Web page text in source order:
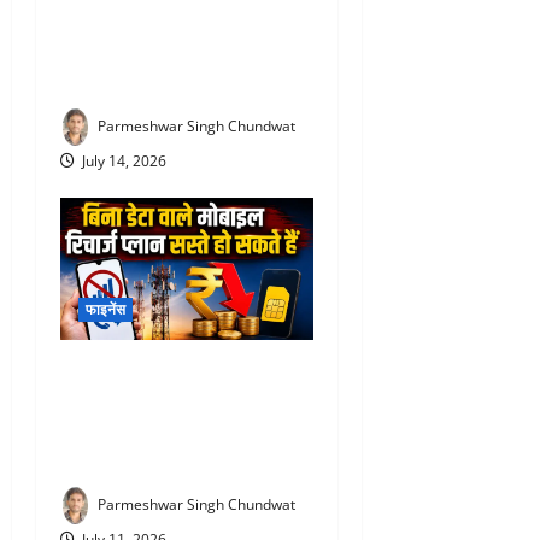
Parmeshwar Singh Chundwat
July 14, 2026
फाइनेंस
Parmeshwar Singh Chundwat